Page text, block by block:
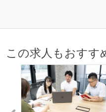
この求人もおすす